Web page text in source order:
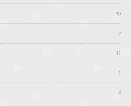
10
2
11
1
3